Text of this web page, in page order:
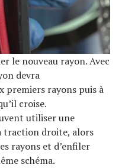
le nouveau rayon. Avec
devra
premiers rayons puis à
croise.
utiliser une
traction droite, alors
rayons et d’enfiler
schéma.